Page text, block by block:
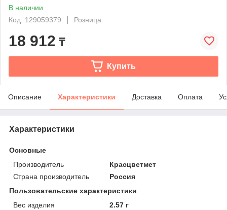
В наличии
Код: 129059379
Розница
18 912 ₸
Купить
Описание Характеристики Доставка Оплата
Характеристики
Основные
Производитель
Красцветмет
Страна производитель
Россия
Пользовательские характеристики
Вес изделия
2.57 г